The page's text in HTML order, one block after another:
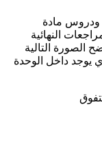
ودروس مادة
النهائية
الصورة التالية
يوجد داخل الوحدة